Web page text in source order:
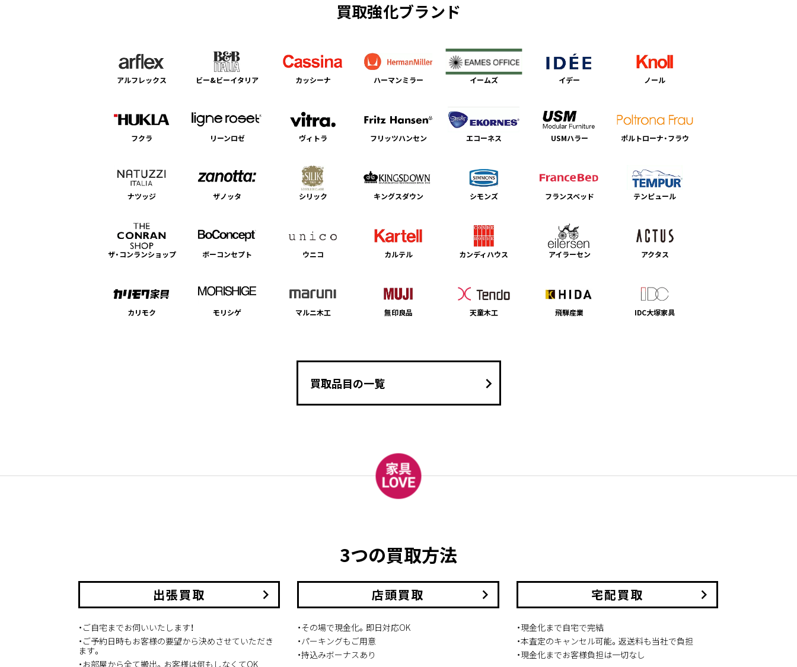
買取強化ブランド
アルフレックス ビー&ビーイタリア カッシーナ ハーマンミラー イームズ イデー ノール
フクラ リーンロゼ ヴィトラ フリッツハンセン エコーネス USMハラー ポルトローナ・フラウ
ナツッジ ザノッタ シリック キングスダウン シモンズ フランスベッド テンピュール
ザ・コンランショップ ボーコンセプト ウニコ カルテル カンディハウス アイラーセン アクタス
カリモク モリシゲ マルニ木工 無印良品 天童木工 飛騨産業 IDC大塚家具
買取品目の一覧 keyboard_arrow_right
3つの買取方法
出張買取 keyboard_arrow_right
・ご自宅までお伺いいたします！
・ご予約日時もお客様の要望から決めさせていただき
ます。
・お部屋から全て搬出。お客様は何もしなくてOK
店頭買取 keyboard_arrow_right
・その場で現金化。即日対応OK
・パーキングもご用意
・持込みボーナスあり
宅配買取 keyboard_arrow_right
・現金化まで自宅で完結
・本査定のキャンセル可能。返送料も当社で負担
・現金化までお客様負担は一切なし